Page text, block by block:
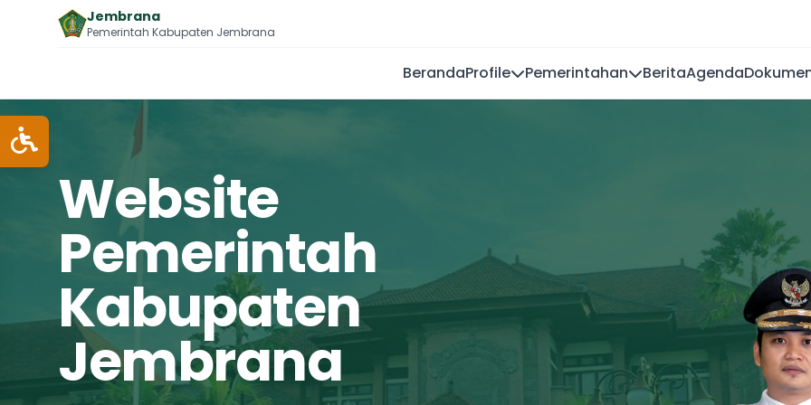
Jembrana
Pemerintah Kabupaten Jembrana
BerandaProfile Pemerintahan BeritaAgenda
Website
Pemerintah
Kabupaten
Jembrana